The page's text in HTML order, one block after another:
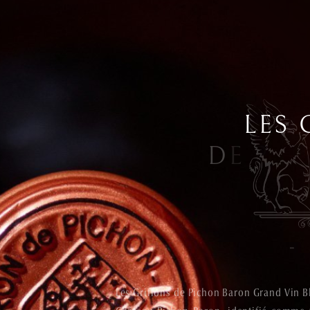
LES
D E PIC
Les Griffons de Pichon Baron Grand Vin